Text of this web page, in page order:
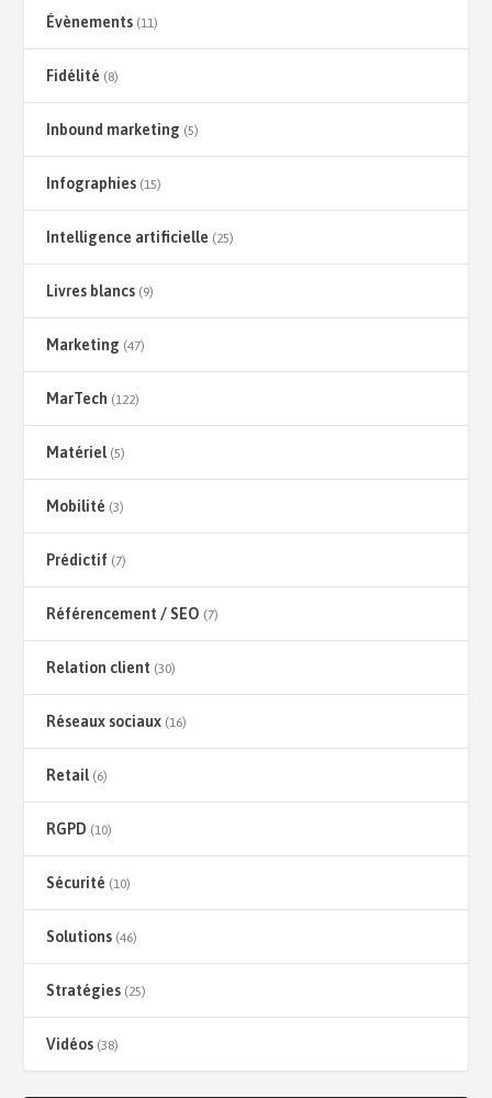
Évènements (11)
Fidélité (8)
Inbound marketing (5)
Infographies (15)
Intelligence artificielle (25)
Livres blancs (9)
Marketing (47)
MarTech (122)
Matériel (5)
Mobilité (3)
Prédictif (7)
Référencement / SEO (7)
Relation client (30)
Réseaux sociaux (16)
Retail (6)
RGPD (10)
Sécurité (10)
Solutions (46)
Stratégies (25)
Vidéos (38)